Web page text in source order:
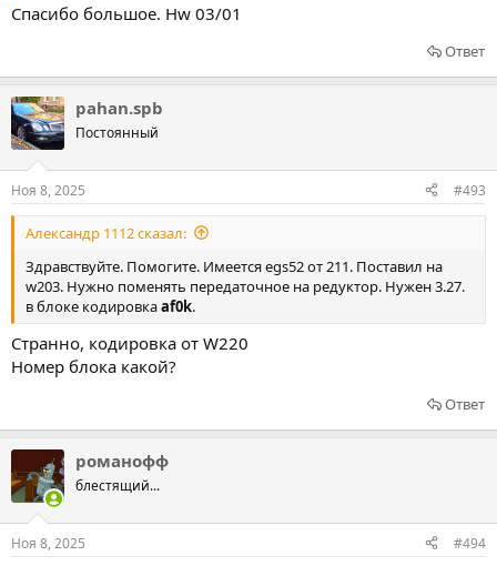
Спасибо большое. Hw 03/01
Ответ
pahan.spb
Постоянный
Ноя 8, 2025 #493
Александр 1112 сказал:
Здравствуйте. Помогите. Имеется egs52 от 211. Поставил на
w203. Нужно поменять передаточное на редуктор. Нужен 3.27.
в блоке кодировкаaf0k.
Странно, кодировка от W220
Номер блока какой?
Ответ
романофф
блестящий...
Ноя 8, 2025 #494